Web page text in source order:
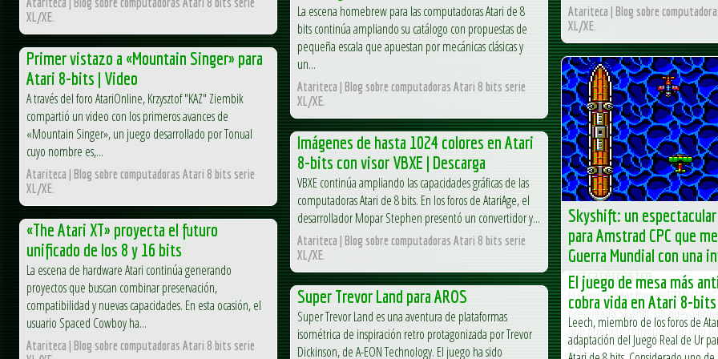
XL/XE.
Atariteca | Blog sobre
XL/XE.
La escena homebrew para las computadoras Atari de 8
bits continúa ampliando su catálogo con propuestas de
pequeña escala que apuestan por mecánicas clásicas y
un...
Atariteca | Blog sobre computadoras Atari 8 bits serie
XL/XE.
Primer vistazo a «Mountain Singer» para
Atari 8-bits | Video
A través del foro AtariOnline, Krzysztof "KAZ" Ziembik
compartió un video con los primeros avances de
«Mountain Singer», un juego desarrollado por Tonual
cuyo nombre es,...
Atariteca | Blog sobre computadoras Atari 8 bits serie
XL/XE.
Skyshift: un
para Amstrad CPC que
Guerra Mundial con una
extraterrestre
El desarrollador francés TITAN (Eric
presentado Skyshift, un nuevo
que promete convertirse en uno
más...
Imágenes de hasta 1024 colores en Atari
8-bits con visor VBXE | Descarga
VBXE continúa ampliando las capacidades gráficas de las
computadoras Atari de 8 bits. En los foros de AtariAge, el
desarrollador Mopar Stephen presentó un convertidor y...
Atariteca | Blog sobre computadoras Atari 8 bits serie
XL/XE.
«The Atari XT» proyecta el futuro
unificado de los 8 y 16 bits
La escena de hardware Atari continúa generando
proyectos que buscan combinar preservación,
compatibilidad y nuevas capacidades. En esta ocasión, el
usuario Spaced Cowboy ha...
Atariteca | Blog sobre computadoras Atari 8 bits serie
El juego de mesa más
cobra vida en Atari 8-bits
Leech, miembro de los foros de
adaptación del Juego Real de Ur
Super Trevor Land para AROS
Super Trevor Land es una aventura de plataformas
isométrica de inspiración retro protagonizada por Trevor
Dickinson, de A-EON Technology. El juego ha sido